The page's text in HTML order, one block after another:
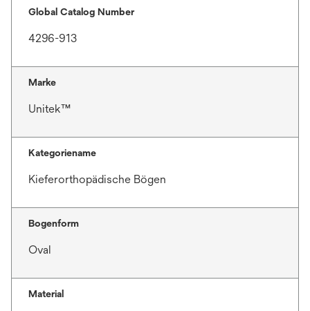
Global Catalog Number
4296-913
Marke
Unitek™
Kategoriename
Kieferorthopädische Bögen
Bogenform
Oval
Material